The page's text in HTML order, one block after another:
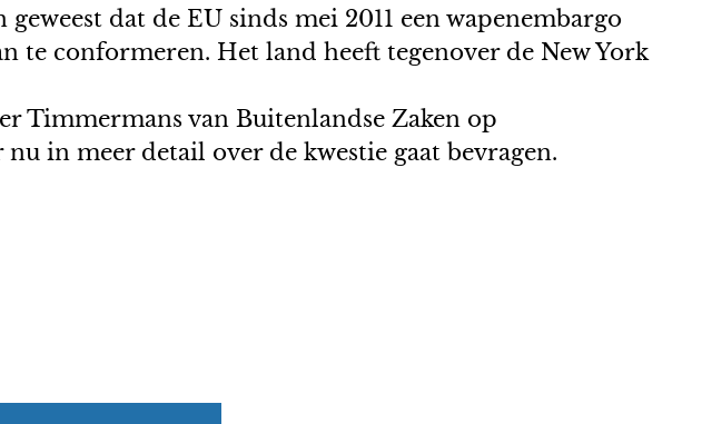
dat de EU sinds mei 2011 een wapenembargo
te conformeren. Het land heeft tegenover de New York
Timmermans van Buitenlandse Zaken op
in meer detail over de kwestie gaat bevragen.